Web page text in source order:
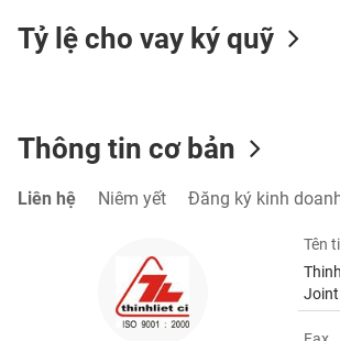
Tỷ lệ cho vay ký quỹ
Thông tin cơ bản
Liên hệ Niêm yết Đăng ký kinh
Tên
Joint